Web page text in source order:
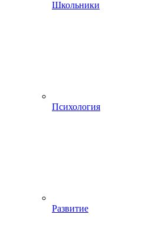
Школьники
Психология
Развитие